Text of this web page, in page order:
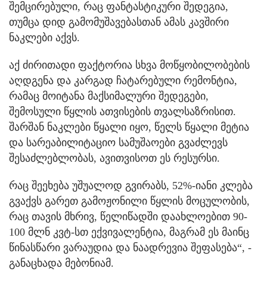
შემცირებული, რაც ფანტასტიკური შედეგია,
თუმცა დიდ გამომუშავებასთან ამას კავშირი
ნაკლები აქვს.
აქ ძირითადი ფაქტორია სხვა მოწყობილობების
აღდგენა და კარგად ჩატარებული რემონტია,
რამაც მოიტანა მაქსიმალური შედეგები,
შემოსული წყლის ათვისების თვალსაზრისით.
შარშან ნაკლები წყალი იყო, წელს წყალი მეტია
და სარეაბილიტაციო სამუშაოები გვაძლევს
შესაძლებლობას, ავითვისოთ ეს რესურსი.
რაც შეეხება უშუალოდ გვირაბს, 52%-იანი კლება
გვაქვს გარეთ გამოჟონილი წყლის მოცულობის,
რაც თავის მხრივ, წელიწადში დაახლოებით 90-
100 მლნ კვტ-სთ ექვივალენტია, მაგრამ ეს მაინც
წინასწარი ვარაუდია და ნაადრევია შეფასება“, -
განაცხადა მებონიამ.